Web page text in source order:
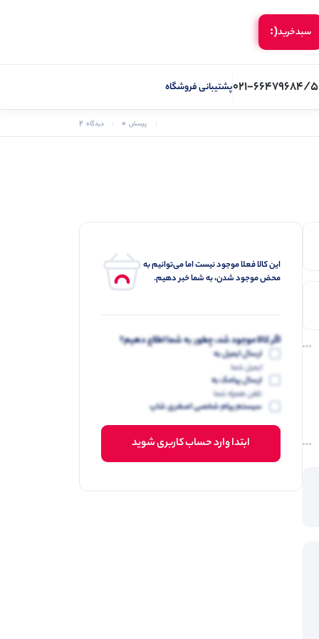
سبد‌خرید(:
021-66479684/5پشتیبانی فروشگاه
پرسش 0 دیدگاه 2
این کالا فعلا موجود نیست اما می‌توانیم به
محض موجود شدن، به شما خبر دهیم.
اگر کالا موجود شد، چطور به شما اطلاع دهیم؟
ارسال ایمیل به
ایمیل شما
ارسال پیامک به
تلفن همراه شما
سیستم پیام شخصی اصغری شاپ
ابتدا وارد حساب کاربری شوید